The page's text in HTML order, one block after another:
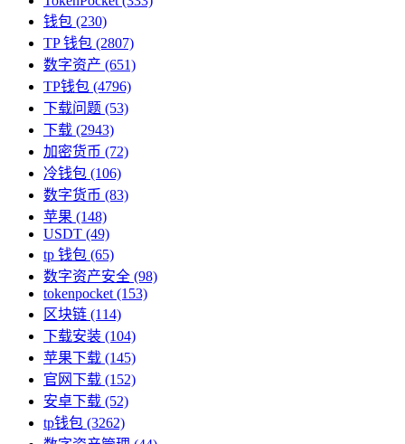
钱包 (230)
TP 钱包 (2807)
数字资产 (651)
TP钱包 (4796)
下载问题 (53)
下载 (2943)
加密货币 (72)
冷钱包 (106)
数字货币 (83)
苹果 (148)
USDT (49)
tp 钱包 (65)
数字资产安全 (98)
tokenpocket (153)
区块链 (114)
下载安装 (104)
苹果下载 (145)
官网下载 (152)
安卓下载 (52)
tp钱包 (3262)